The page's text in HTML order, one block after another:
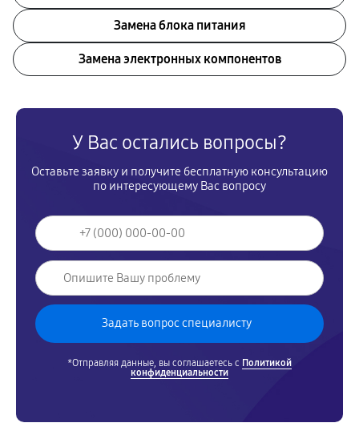
Замена блока питания
Замена электронных компонентов
У Вас остались вопросы?
Оставьте заявку и получите бесплатную консультацию
по интересующему Вас вопросу
*Отправляя данные, вы соглашаетесь с Политикой
конфиденциальности